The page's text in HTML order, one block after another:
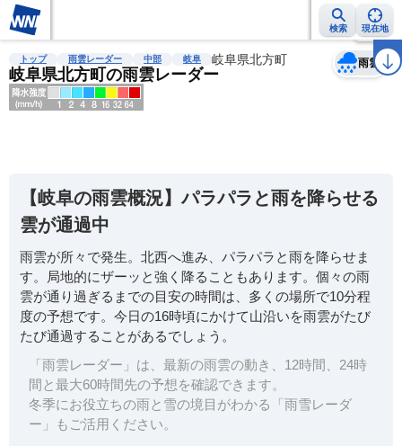
検索 現在地
雨雲レーダー 台風情報 地震情報 警報・注意報 2週間天気 ラ
トップ 雨雲レーダー 中部 岐阜 岐阜県北方町
岐阜県北方町の雨雲レーダー
雨雲
天気 台風
【岐阜の雨雲概況】パラパラと雨を降らせる
雲が通過中
雨雲が所々で発生。北西へ進み、パラパラと雨を降らせま
す。局地的にザーッと強く降ることもあります。個々の雨
雲が通り過ぎるまでの目安の時間は、多くの場所で10分程
度の予想です。今日の16時頃にかけて山沿いを雨雲がたび
たび通過することがあるでしょう。
「雨雲レーダー」は、最新の雨雲の動き、12時間、24時
間と最大60時間先の予想を確認できます。
冬季にお役立ちの雨と雪の境目がわかる「雨雪レーダ
ー」もご活用ください。